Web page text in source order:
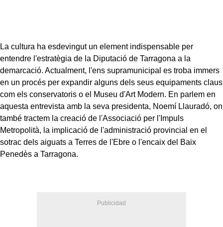
La cultura ha esdevingut un element indispensable per
entendre l'estratègia de la Diputació de Tarragona a la
demarcació. Actualment, l'ens supramunicipal es troba immers
en un procés per expandir alguns dels seus equipaments claus
com els conservatoris o el Museu d'Art Modern. En parlem en
aquesta entrevista amb la seva presidenta, Noemí Llauradó, on
també tractem la creació de l'Associació per l'Impuls
Metropolità, la implicació de l'administració provincial en el
sotrac dels aiguats a Terres de l'Ebre o l'encaix del Baix
Penedès a Tarragona.